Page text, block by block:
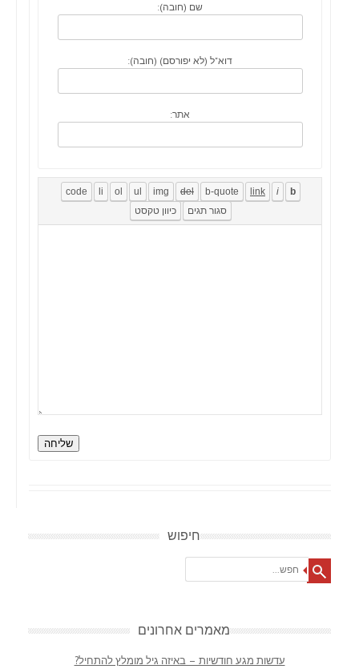
שם (חובה):
דוא"ל (לא יפורסם) (חובה):
אתר:
שליחה
חיפוש
מאמרים אחרונים
עדשות מגע חודשיות – באיזה גיל מומלץ להתחיל?